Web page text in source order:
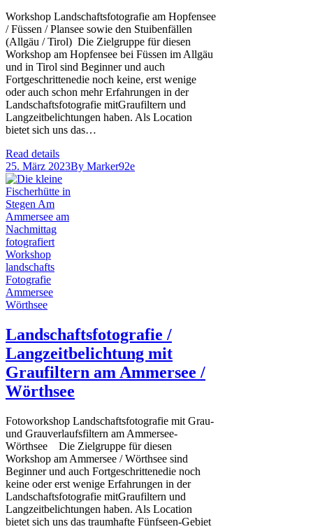
Workshop Landschaftsfotografie am Hopfensee
/ Füssen / Plansee sowie den Stuibenfällen
(Allgäu / Tirol) Die Zielgruppe für diesen
Workshop am Hopfensee bei Füssen im Allgäu
und in Tirol sind Beginner und auch
Fortgeschrittenedie noch keine, erst wenige
oder auch schon mehr Erfahrungen in der
Landschaftsfotografie mitGraufiltern und
Langzeitbelichtungen haben. Als Location
bietet sich uns das…
Read details
25. März 2023By Marker92e
Landschaftsfotografie /
Langzeitbelichtung mit
Graufiltern am Ammersee /
Wörthsee
Fotoworkshop Landschaftsfotografie mit Grau-
und Grauverlaufsfiltern am Ammersee-
Wörthsee Die Zielgruppe für diesen
Workshop am Ammersee / Wörthsee sind
Beginner und auch Fortgeschrittenedie noch
keine oder erst wenige Erfahrungen in der
Landschaftsfotografie mitGraufiltern und
Langzeitbelichtungen haben. Als Location
bietet sich uns das traumhafte Fünfseen-Gebiet